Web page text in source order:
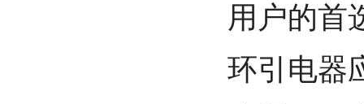
用户的首
环引电器